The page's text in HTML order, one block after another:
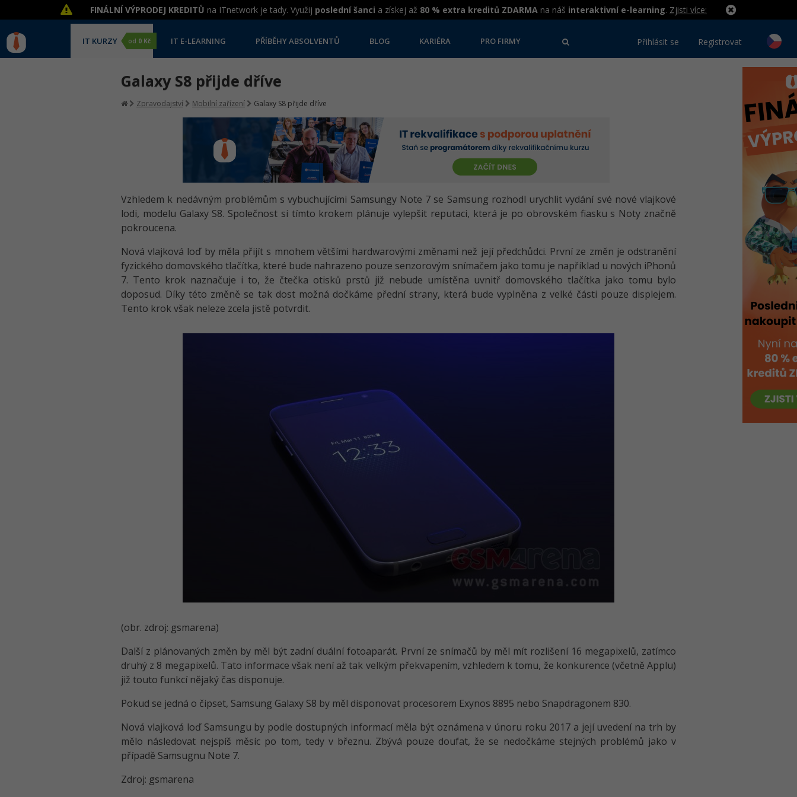
FINÁLNÍ VÝPRODEJ KREDITŮ na ITnetwork je tady. Využij poslední šanci a získej až 80 % extra kreditů ZDARMA na náš interaktivní e-learning. Zjisti více:
IT KURZY od 0 Kč IT E-LEARNING PŘÍBĚHY ABSOLVENTŮ BLOG KARIÉRA PRO FIRMY Přihlásit se Registrovat
Galaxy S8 přijde dříve
Zpravodajství Mobilní zařízení Galaxy S8 přijde dříve
Vzhledem k nedávným problémům s vybuchujícími Samsungy Note 7 se Samsung rozhodl urychlit vydání své nové vlajkové
lodi, modelu Galaxy S8. Společnost si tímto krokem plánuje vylepšit reputaci, která je po obrovském fiasku s Noty značně
pokroucena.
Nová vlajková loď by měla přijít s mnohem většími hardwarovými změnami než její předchůdci. První ze změn je odstranění
fyzického domovského tlačítka, které bude nahrazeno pouze senzorovým snímačem jako tomu je například u nových iPhonů
7. Tento krok naznačuje i to, že čtečka otisků prstů již nebude umístěna uvnitř domovského tlačítka jako tomu bylo
doposud. Díky této změně se tak dost možná dočkáme přední strany, která bude vyplněna z velké části pouze displejem.
Tento krok však neleze zcela jistě potvrdit.
(obr. zdroj: gsmarena)
Další z plánovaných změn by měl být zadní duální fotoaparát. První ze snímačů by měl mít rozlišení 16 megapixelů, zatímco
druhý z 8 megapixelů. Tato informace však není až tak velkým překvapením, vzhledem k tomu, že konkurence (včetně Applu)
již touto funkcí nějaký čas disponuje.
Pokud se jedná o čipset, Samsung Galaxy S8 by měl disponovat procesorem Exynos 8895 nebo Snapdragonem 830.
Nová vlajková loď Samsungu by podle dostupných informací měla být oznámena v únoru roku 2017 a její uvedení na trh by
mělo následovat nejspíš měsíc po tom, tedy v březnu. Zbývá pouze doufat, že se nedočkáme stejných problémů jako v
případě Samsugnu Note 7.
Zdroj: gsmarena